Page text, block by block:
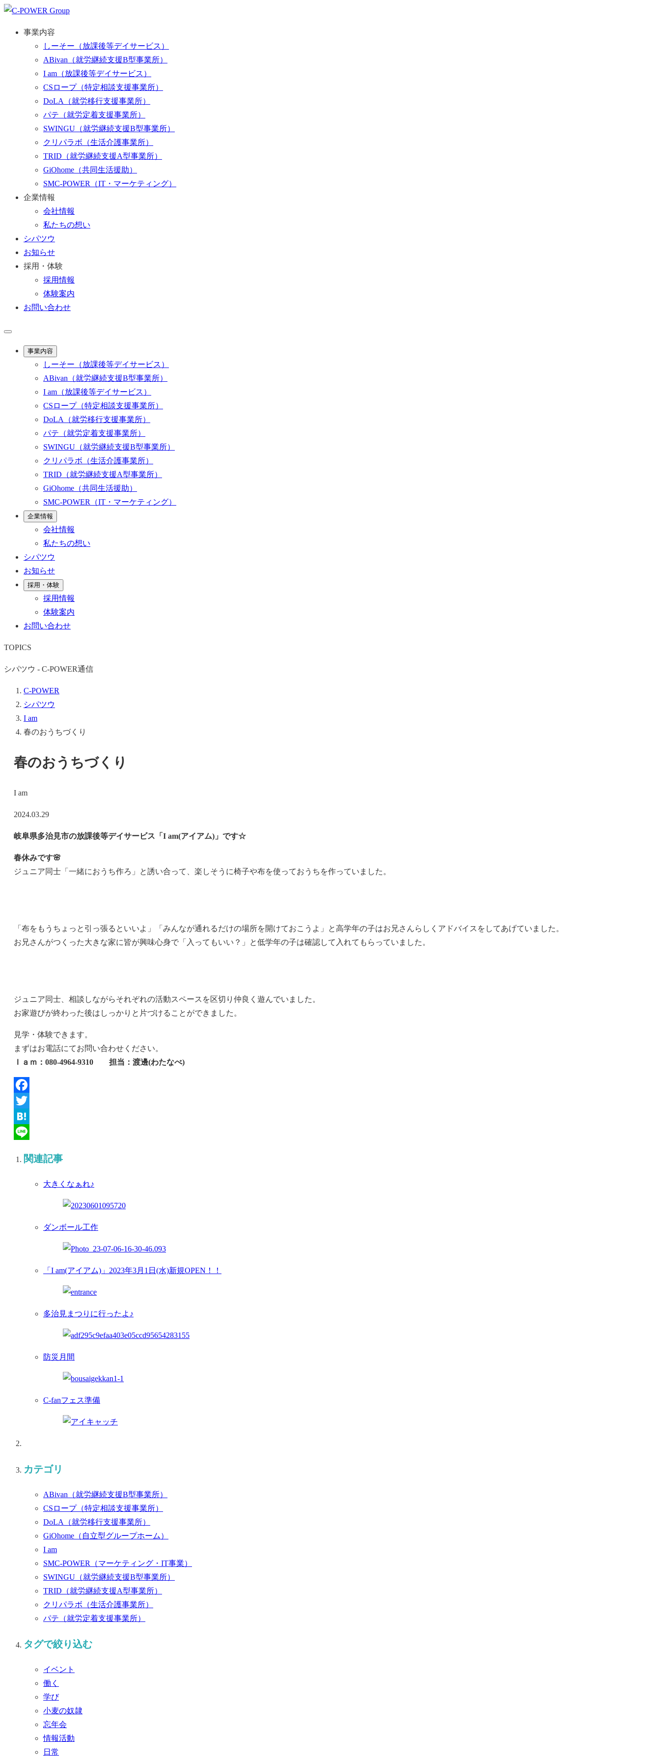
事業内容
しーそー （放課後等デイサービス）
ABivan （就労継続支援B型事業所）
I am （放課後等デイサービス）
CSロープ（特定相談支援事業所）
DoLA
（就労移行支援事業所）
パテ （就労定着支援事業所）
SWINGU （就労継続支援B型事業所）
クリパラボ （生活介護事業所）
TRID （就労継続支援A型事業所）
GiOhome （共同生活援助）
SMC-POWER
（IT・マーケティング）
企業情報
会社情報
私たちの想い
シパツウ
お知らせ
採用・体験
採用情報
体験案内
お問い合わせ
事業内容
しーそー （放課後等デイサービス）
ABivan （就労継続支援B型事業所）
I am （放課後等デイサービス）
CSロープ（特定相談支援事業所）
DoLA
（就労移行支援事業所）
パテ （就労定着支援事業所）
SWINGU （就労継続支援B型事業所）
クリパラボ （生活介護事業所）
TRID （就労継続支援A型事業所）
GiOhome （共同生活援助）
SMC-POWER
（IT・マーケティング）
企業情報
会社情報
私たちの想い
シパツウ
お知らせ
採用・体験
採用情報
体験案内
お問い合わせ
TOPICS
シパツウ - C-POWER通信
C-POWER
シパツウ
I am
春のおうちづくり
春のおうちづくり
I am
2024.03.29
岐阜県多治見市の放課後等デイサービス「I am(アイアム)」です☆
春休みです🌸
ジュニア同士「一緒におうち作ろ」と誘い合って、楽しそうに椅子や布を使っておうちを作っていました。
「布をもうちょっと引っ張るといいよ」「みんなが通れるだけの場所を開けておこうよ」と高学年の子はお兄さんらしくアドバイスをしてあげていました。
お兄さんがつくった大きな家に皆が興味心身で「入ってもいい？」と低学年の子は確認して入れてもらっていました。
ジュニア同士、相談しながらそれぞれの活動スペースを区切り仲良く遊んでいました。
お家遊びが終わった後はしっかりと片づけることができました。
見学・体験できます。
まずはお電話にてお問い合わせください。
Ｉａｍ：080-4964-9310 担当：渡邊(わたなべ)
Facebook
Twitter
Hatena
関連記事
大きくなぁれ♪
ダンボール工作
「I am(アイアム)」2023年3月1日(水)新規OPEN！！
多治見まつりに行ったよ♪
防災月間
C-fanフェス準備
カテゴリ
ABivan （就労継続支援B型事業所）
CSロープ （特定相談支援事業所）
DoLA （就労移行支援事業所）
GiOhome （自立型グループホーム）
I am
SMC-POWER （マーケティング・IT事業）
SWINGU （就労継続支援B型事業所）
TRID （就労継続支援A型事業所）
クリパラボ （生活介護事業所）
パテ （就労定着支援事業所）
タグで絞り込む
イベント
働く
学び
小麦の奴隷
忘年会
情報活動
日常